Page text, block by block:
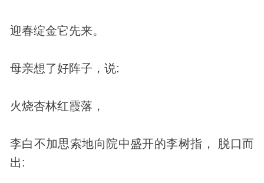
迎春绽金它先来。
母亲想了好阵子，说:
火烧杏林红霞落，
李白不加思索地向院中盛开的李树指， 脱口而
出: